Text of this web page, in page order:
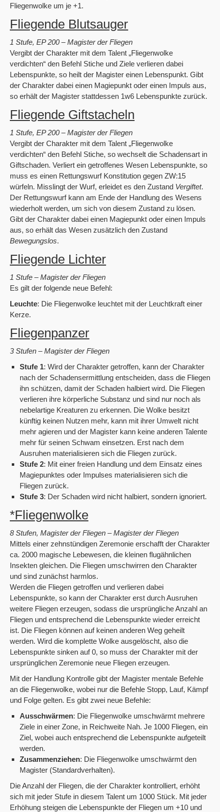
Fliegenwolke um je +1.
Fliegende Blutsauger
1 Stufe, EP 200 – Magister der Fliegen
Vergibt der Charakter mit dem Talent „Fliegenwolke
verdichten“ den Befehl Stiche und Ziele verlieren dabei
Lebenspunkte, so heilt der Magister einen Lebenspunkt. Gibt
der Charakter dabei einen Magiepunkt oder einen Impuls aus,
so erhält der Magister stattdessen 1w6 Lebenspunkte zurück.
Fliegende Giftstacheln
1 Stufe, EP 200 – Magister der Fliegen
Vergibt der Charakter mit dem Talent „Fliegenwolke
verdichten“ den Befehl Stiche, so wechselt die Schadensart in
Giftschaden. Verliert ein getroffenes Wesen Lebenspunkte, so
muss es einen Rettungswurf Konstitution gegen ZW:15
würfeln. Misslingt der Wurf, erleidet es den Zustand Vergiftet.
Der Rettungswurf kann am Ende der Handlung des Wesens
wiederholt werden, um sich von diesem Zustand zu lösen.
Gibt der Charakter dabei einen Magiepunkt oder einen Impuls
aus, so erhält das Wesen zusätzlich den Zustand
Bewegungslos.
Fliegende Lichter
1 Stufe – Magister der Fliegen
Es gilt der folgende neue Befehl:
Leuchte: Die Fliegenwolke leuchtet mit der Leuchtkraft einer
Kerze.
Fliegenpanzer
3 Stufen – Magister der Fliegen
Stufe 1: Wird der Charakter getroffen, kann der Charakter
nach der Schadensermittlung entscheiden, dass die Fliegen
ihn schützen, damit der Schaden halbiert wird. Die Fliegen
verlieren ihre körperliche Substanz und sind nur noch als
nebelartige Kreaturen zu erkennen. Die Wolke besitzt
künftig keinen Nutzen mehr, kann mit ihrer Umwelt nicht
mehr agieren und der Magister kann keine anderen Talente
mehr für seinen Schwam einsetzen. Erst nach dem
Ausruhen materialisieren sich die Fliegen zurück.
Stufe 2: Mit einer freien Handlung und dem Einsatz eines
Magiepunktes oder Impulses materialisieren sich die
Fliegen zurück.
Stufe 3: Der Schaden wird nicht halbiert, sondern ignoriert.
*Fliegenwolke
8 Stufen, Magister der Fliegen – Magister der Fliegen
Mittels einer zehnstündigen Zeremonie erschafft der Charakter
ca. 2000 magische Lebewesen, die kleinen flugähnlichen
Insekten gleichen. Die Fliegen umschwirren den Charakter
und sind zunächst harmlos.
Werden die Fliegen getroffen und verlieren dabei
Lebenspunkte, so kann der Charakter erst durch Ausruhen
weitere Fliegen erzeugen, sodass die ursprüngliche Anzahl an
Fliegen und entsprechend die Lebenspunkte wieder erreicht
ist. Die Fliegen können auf keinen anderen Weg geheilt
werden. Wird die komplette Wolke ausgelöscht, also die
Lebenspunkte sinken auf 0, so muss der Charakter mit der
ursprünglichen Zeremonie neue Fliegen erzeugen.
Mit der Handlung Kontrolle gibt der Magister mentale Befehle
an die Fliegenwolke, wobei nur die Befehle Stopp, Lauf, Kämpf
und Folge gelten. Es gibt zwei neue Befehle:
Ausschwärmen: Die Fliegenwolke umschwärmt mehrere
Ziele in einer Zone, in Reichweite Nah. Je 1000 Fliegen, ein
Ziel, wobei auch entsprechend die Lebenspunkte aufgeteilt
werden.
Zusammenziehen: Die Fliegenwolke umschwärmt den
Magister (Standardverhalten).
Die Anzahl der Fliegen, die der Charakter kontrolliert, erhöht
sich mit jeder Stufe in diesem Talent um 1000 Stück. Mit jeder
Erhöhung steigen die Lebenspunkte der Fliegen um +10 und